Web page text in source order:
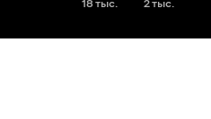
18 тыс. 2 тыс.